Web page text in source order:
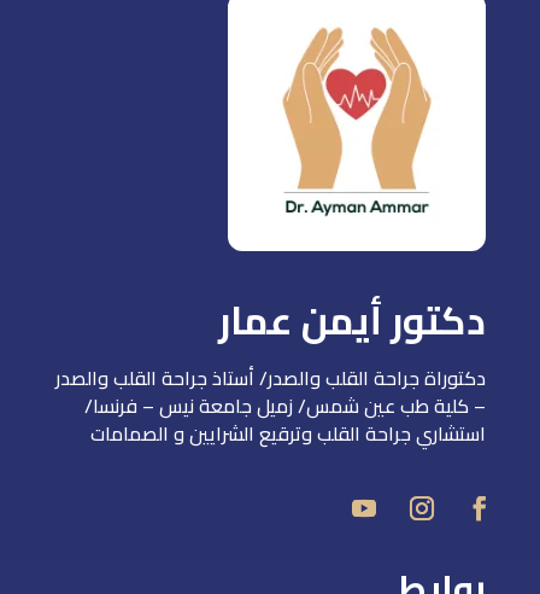
دكتور أيمن عمار
دكتوراة جراحة القلب والصدر/ أستاذ جراحة القلب والصدر
– كلية طب عين شمس/ زميل جامعة نيس – فرنسا/
استشاري جراحة القلب وترقيع الشرايين و الصمامات